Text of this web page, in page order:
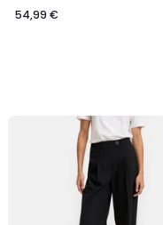
54,99 €